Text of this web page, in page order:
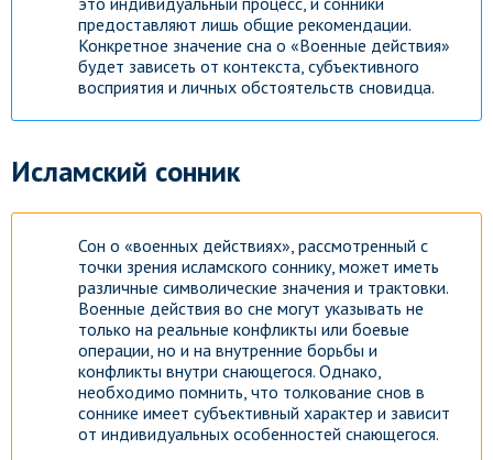
предоставляют лишь общие рекомендации.
Конкретное значение сна о «Военные действия»
будет зависеть от контекста, субъективного
восприятия и личных обстоятельств сновидца.
Исламский сонник
Сон о «военных действиях», рассмотренный с
точки зрения исламского соннику, может иметь
различные символические значения и трактовки.
Военные действия во сне могут указывать не
только на реальные конфликты или боевые
операции, но и на внутренние борьбы и
конфликты внутри снающегося. Однако,
необходимо помнить, что толкование снов в
соннике имеет субъективный характер и зависит
от индивидуальных особенностей снающегося.